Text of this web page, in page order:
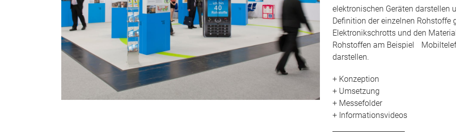
elektronischen Geräten darstellen
Definition der einzelnen
Elektronikschrotts und den
Rohstoffen am Beispiel
darstellen.
+ Konzeption
+ Umsetzung
+ Messefolder
+ Informationsvideos